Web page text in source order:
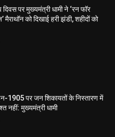
दिवस पर मुख्यमंत्री धामी ने ‘रन फॉर
मैराथॉन को दिखाई हरी झंडी, शहीदों को
1905 पर जन शिकायतों के निस्तारण में
नहीं: मुख्यमंत्री धामी